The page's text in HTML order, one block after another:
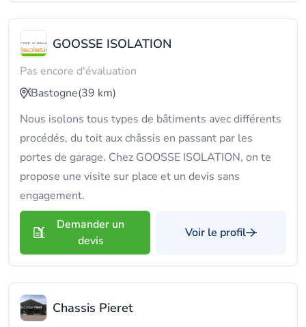
GOOSSE ISOLATION
Pas encore d'évaluation
Bastogne(39 km)
Nous isolons tous types de bâtiments avec différents
procédés, du toit aux châssis en passant par les
portes de garage. Chez GOOSSE ISOLATION, on te
propose une visite sur place et un devis sans
engagement.
Demander un
devis
Voir le profil
Chassis Pieret